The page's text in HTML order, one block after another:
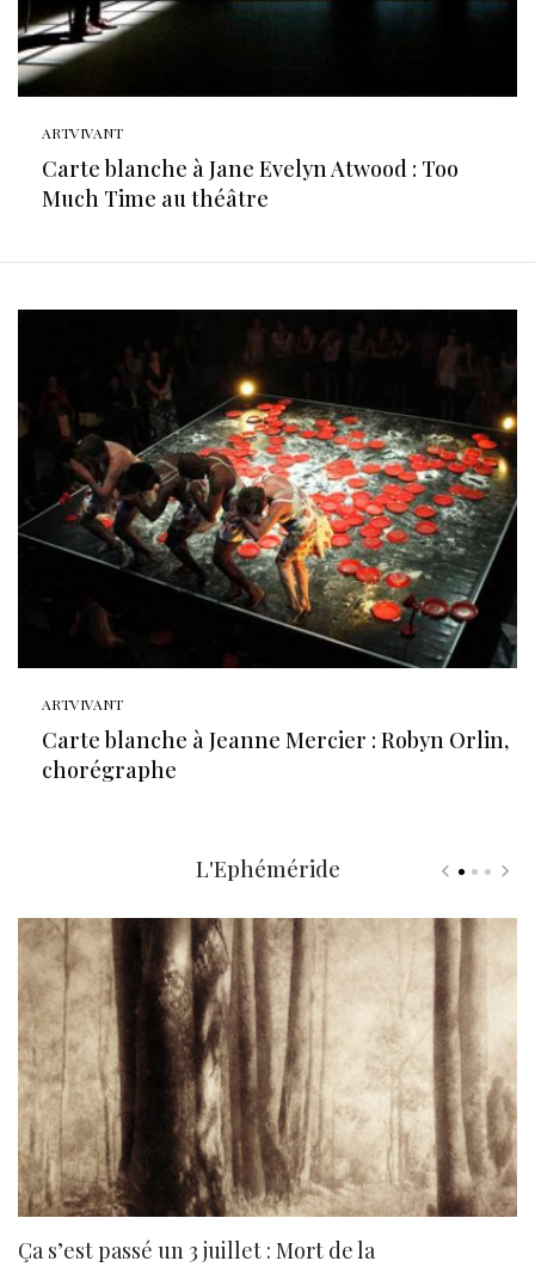
ARTVIVANT
Carte blanche à Jane Evelyn Atwood : Too
Much Time au théâtre
ARTVIVANT
Carte blanche à Jeanne Mercier : Robyn Orlin,
chorégraphe
L'Ephéméride
Ça s’est passé un 3 juillet : Mort de la